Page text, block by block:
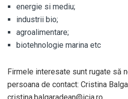
energie si mediu;
industrii bio;
agroalimentare;
biotehnologie marina etc
Firmele interesate sunt rugate să
persoana de contact: Cristina